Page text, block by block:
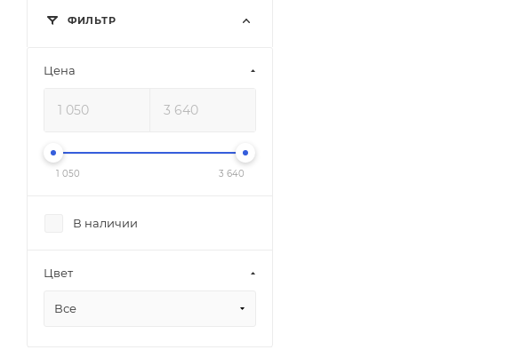
ФИЛЬТР
Цена
1 050 3 640
В наличии
Цвет
Все